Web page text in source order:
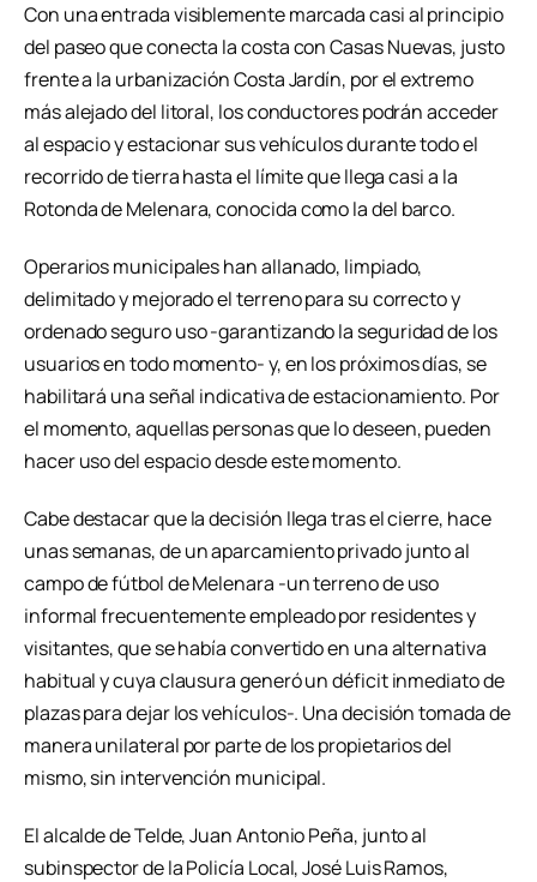
Con una entrada visiblemente marcada casi al principio
del paseo que conecta la costa con Casas Nuevas, justo
frente a la urbanización Costa Jardín, por el extremo
más alejado del litoral, los conductores podrán acceder
al espacio y estacionar sus vehículos durante todo el
recorrido de tierra hasta el límite que llega casi a la
Rotonda de Melenara, conocida como la del barco.
Operarios municipales han allanado, limpiado,
delimitado y mejorado el terreno para su correcto y
ordenado seguro uso -garantizando la seguridad de los
usuarios en todo momento- y, en los próximos días, se
habilitará una señal indicativa de estacionamiento. Por
el momento, aquellas personas que lo deseen, pueden
hacer uso del espacio desde este momento.
Cabe destacar que la decisión llega tras el cierre, hace
unas semanas, de un aparcamiento privado junto al
campo de fútbol de Melenara -un terreno de uso
informal frecuentemente empleado por residentes y
visitantes, que se había convertido en una alternativa
habitual y cuya clausura generó un déficit inmediato de
plazas para dejar los vehículos-. Una decisión tomada de
manera unilateral por parte de los propietarios del
mismo, sin intervención municipal.
El alcalde de Telde, Juan Antonio Peña, junto al
subinspector de la Policía Local, José Luis Ramos,